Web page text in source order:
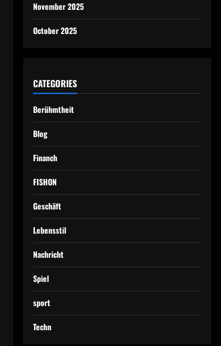
November 2025
October 2025
CATEGORIES
Berühmtheit
Blog
Financh
FISHON
Geschäft
Lebensstil
Nachricht
Spiel
sport
Techn